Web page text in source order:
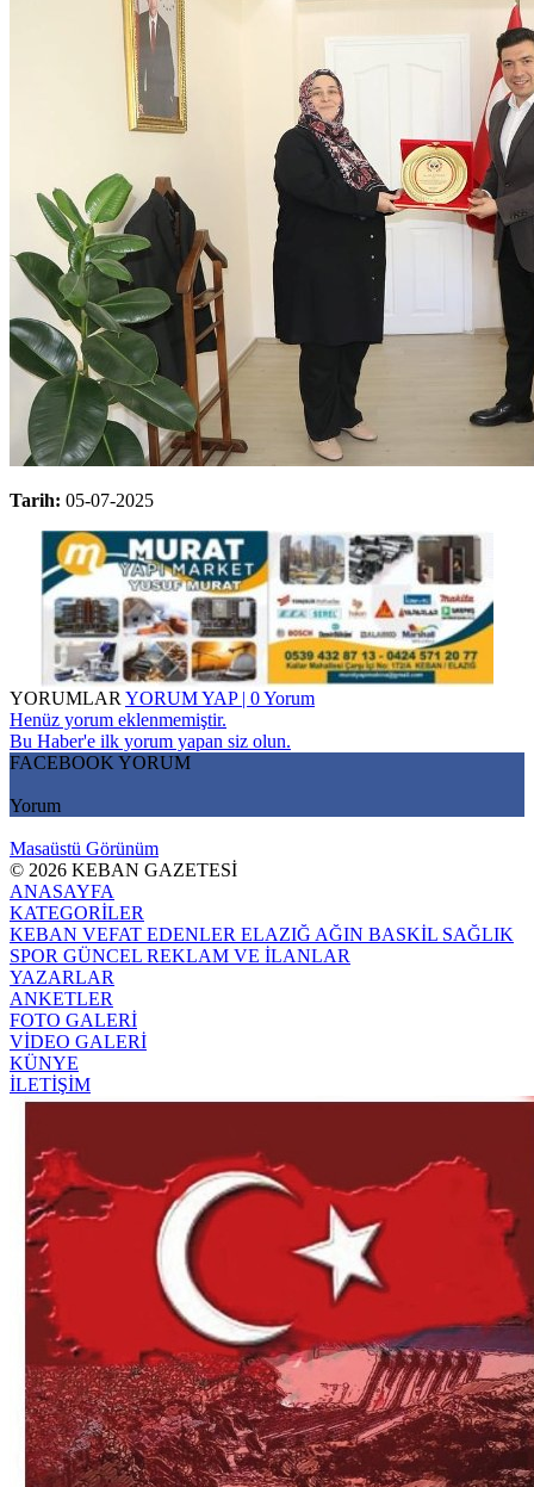
Tarih: 05-07-2025
YORUMLAR YORUM YAP | 0 Yorum
Henüz yorum eklenmemiştir.
Bu Haber'e ilk yorum yapan siz olun.
FACEBOOK YORUM
Yorum
Masaüstü Görünüm
© 2026 KEBAN GAZETESİ
ANASAYFA
KATEGORİLER
KEBAN VEFAT EDENLER ELAZIĞ AĞIN BASKİL SAĞLIK
SPOR GÜNCEL REKLAM VE İLANLAR
YAZARLAR
ANKETLER
FOTO GALERİ
VİDEO GALERİ
KÜNYE
İLETİŞİM